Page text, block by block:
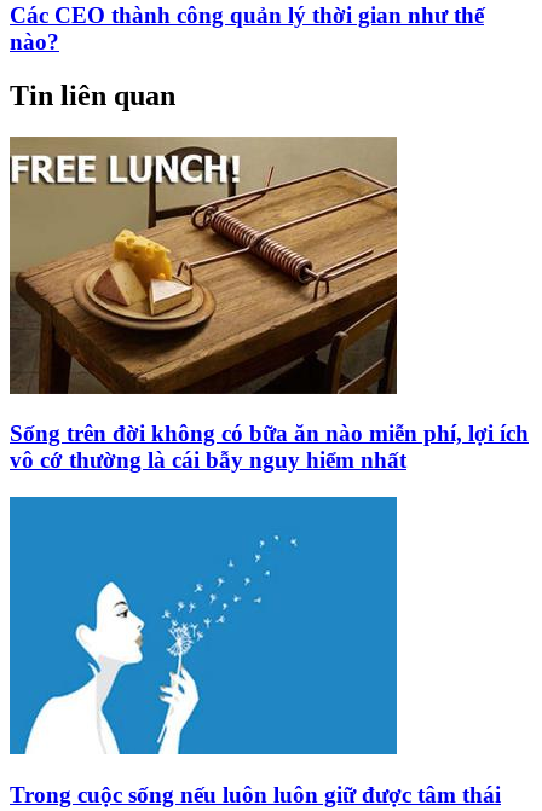
Các CEO thành công quản lý thời gian như thế
nào?
Tin liên quan
Sống trên đời không có bữa ăn nào miễn phí, lợi ích
vô cớ thường là cái bẫy nguy hiểm nhất
Trong cuộc sống nếu luôn luôn giữ được tâm thái